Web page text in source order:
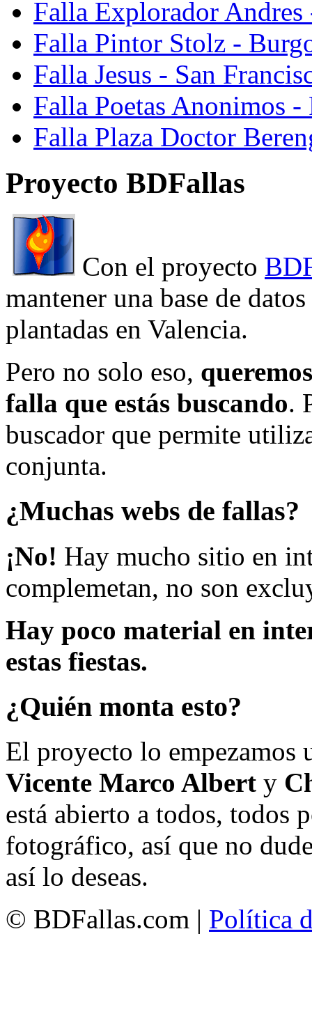
Falla Explorador Andres
Falla Pintor Stolz -
Falla Jesus - San
Falla Poetas Anonimos
Falla Plaza Doctor
Proyecto BDFallas
Con el proyecto
mantener una base de
plantadas en Valencia.
Pero no solo eso,
falla que estás buscando.
buscador que permite
conjunta.
¿Muchas webs de fallas?
¡No! Hay mucho sitio en
complemetan, no son
Hay poco material en
estas fiestas.
¿Quién monta esto?
El proyecto lo empezamos
Vicente Marco Albert y
está abierto a todos, todos
fotográfico, así que no
así lo deseas.
© BDFallas.com | Política